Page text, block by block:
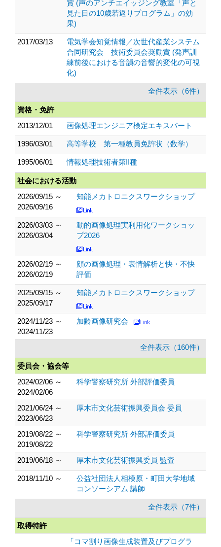
賞 (声のアンチエイッジング教室「声と
見た目の10歳若返りプログラム」の効
果)
2017/03/13
電気学会知覚情報／次世代産業システム
合同研究会 技術委員会奨励賞 (発声訓
練前後における音韻の音響的変化の可視
化)
全件表示（6件）
資格・免許
2013/12/01
画像処理エンジニア検定エキスパート
1996/03/01 高等学校 第一種教員免許状（数学）
1995/06/01 情報処理技術者第II種
社会における活動
2026/09/15 ～
2026/09/16
知能メカトロニクスワークショップ
2026/03/03 ～
2026/03/04
動的画像処理実利用化ワークショッ
プ2026
2026/02/19 ～
2026/02/19
顔の画像処理・表情解析と快・不快
評価
2025/09/15 ～
2025/09/17
知能メカトロニクスワークショップ
2024/11/23 ～
2024/11/23
加齢画像研究会
全件表示（160件）
委員会・協会等
2024/02/06 ～
2024/02/06
科学警察研究所 外部評価委員
2021/06/24 ～
2023/06/23
厚木市文化芸術振興委員会 委員
2019/08/22 ～
2019/08/22
科学警察研究所 外部評価委員
2019/06/18 ～ 厚木市文化芸術振興委員 監査
2018/11/10 ～
公益社団法人相模原・町田大学地域
コンソーシアム 講師
全件表示（7件）
取得特許
「コマ割り画像生成装置及びプログラ